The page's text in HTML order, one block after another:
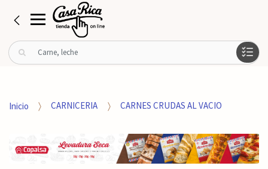
B
u
rInicio CARNICERIA CARNES CRUDAS AL VACIO